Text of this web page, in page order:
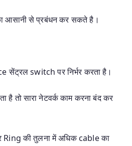
आसानी से प्रबंधन कर सकते है।
सेंट्रल switch पर निर्भर करता है।
है तो सारा नेटवर्क काम करना बंद कर
Ring की तुलना में अधिक cable का